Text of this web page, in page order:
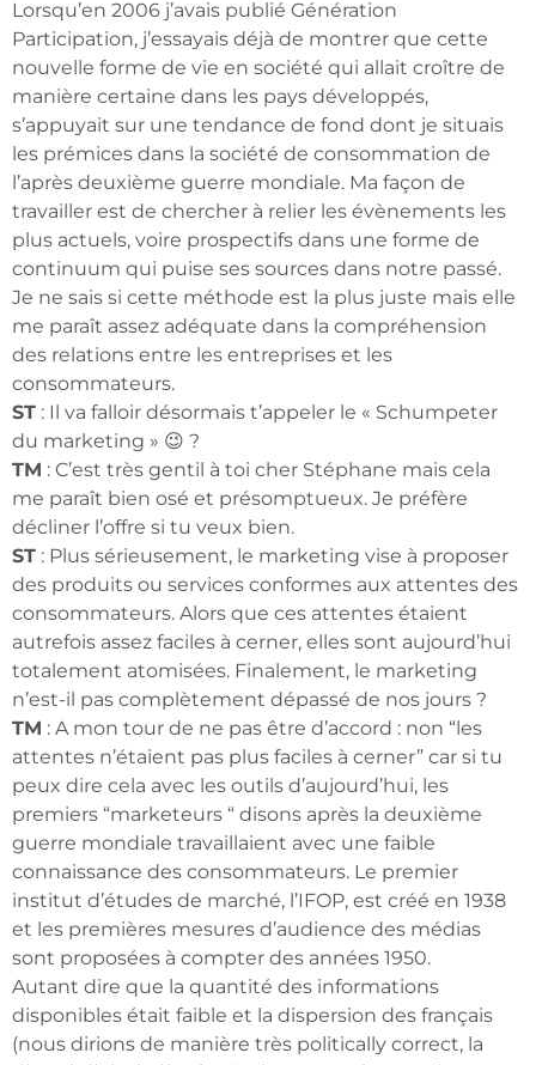
Lorsqu’en 2006 j’avais publié Génération
Participation, j’essayais déjà de montrer que cette
nouvelle forme de vie en société qui allait croître de
manière certaine dans les pays développés,
s’appuyait sur une tendance de fond dont je situais
les prémices dans la société de consommation de
l’après deuxième guerre mondiale. Ma façon de
travailler est de chercher à relier les évènements les
plus actuels, voire prospectifs dans une forme de
continuum qui puise ses sources dans notre passé.
Je ne sais si cette méthode est la plus juste mais elle
me paraît assez adéquate dans la compréhension
des relations entre les entreprises et les
consommateurs.
ST : Il va falloir désormais t’appeler le « Schumpeter
du marketing » 😉 ?
TM : C’est très gentil à toi cher Stéphane mais cela
me paraît bien osé et présomptueux. Je préfère
décliner l’offre si tu veux bien.
ST : Plus sérieusement, le marketing vise à proposer
des produits ou services conformes aux attentes des
consommateurs. Alors que ces attentes étaient
autrefois assez faciles à cerner, elles sont aujourd’hui
totalement atomisées. Finalement, le marketing
n’est-il pas complètement dépassé de nos jours ?
TM : A mon tour de ne pas être d’accord : non “les
attentes n’étaient pas plus faciles à cerner” car si tu
peux dire cela avec les outils d’aujourd’hui, les
premiers “marketeurs “ disons après la deuxième
guerre mondiale travaillaient avec une faible
connaissance des consommateurs. Le premier
institut d’études de marché, l’IFOP, est créé en 1938
et les premières mesures d’audience des médias
sont proposées à compter des années 1950.
Autant dire que la quantité des informations
disponibles était faible et la dispersion des français
(nous dirions de manière très politically correct, la